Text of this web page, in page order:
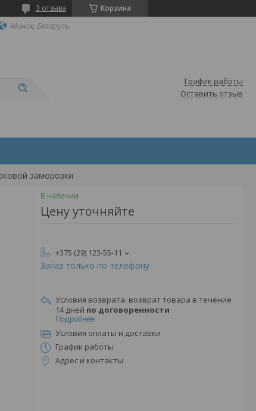
Корзина
3 отзыва
Минск, Беларусь
График работы
Оставить отзыв
заморозки
В наличии
Цену уточняйте
+375 (29) 123-55-11
Заказ только по телефону
возврат товара в течение
14 дней по договоренности
Подробнее
Условия оплаты и доставки
График работы
Адрес и контакты